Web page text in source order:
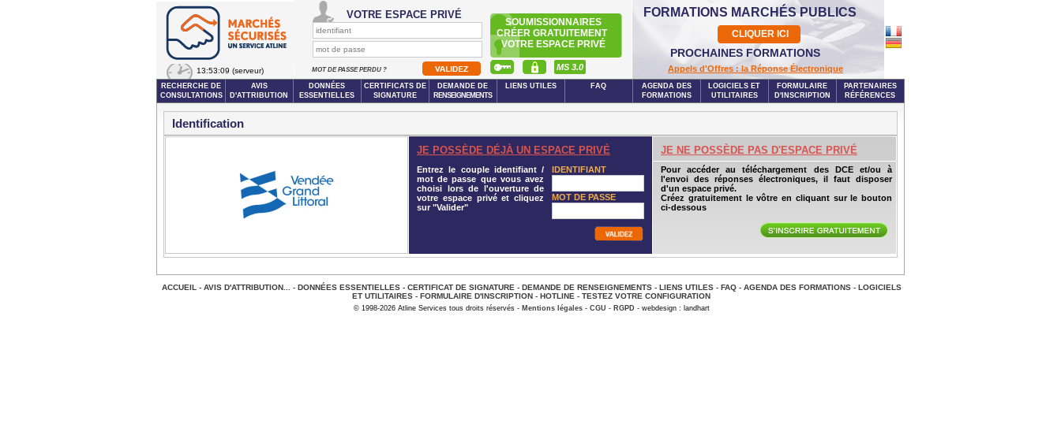
13:53:09 (serveur)
VOTRE ESPACE PRIVÉ
MOT DE PASSE PERDU ? MS 3.0
SOUMISSIONNAIRES
CRÉER GRATUITEMENT
VOTRE ESPACE PRIVÉ
FORMATIONS MARCHÉS PUBLICS
CLIQUER ICI
PROCHAINES FORMATIONS
Appels d'Offres : la Réponse Électronique
RECHERCHE DE
CONSULTATIONS
AVIS
D'ATTRIBUTION
DONNÉES
ESSENTIELLES
CERTIFICATS DE
SIGNATURE
DEMANDE DE
RENSEIGNEMENTS
LIENS UTILES FAQ
AGENDA DES
FORMATIONS
LOGICIELS ET
UTILITAIRES
FORMULAIRE
D'INSCRIPTION
PARTENAIRES
RÉFÉRENCES
Identification
JE POSSÈDE DÉJÀ UN ESPACE PRIVÉ
Entrez le couple identifiant /
mot de passe que vous avez
choisi lors de l'ouverture de
votre espace privé et cliquez
sur "Valider"
IDENTIFIANT
MOT DE PASSE
JE NE POSSÈDE PAS D'ESPACE PRIVÉ
Pour accéder au téléchargement des DCE et/ou à
l'envoi des réponses électroniques, il faut disposer
d'un espace privé.
Créez gratuitement le vôtre en cliquant sur le bouton
ci-dessous
ACCUEIL - AVIS D'ATTRIBUTION... - DONNÉES ESSENTIELLES- CERTIFICAT DE SIGNATURE - DEMANDE DE RENSEIGNEMENTS- LIENS UTILES- FAQ- AGENDA DES FORMATIONS- LOGICIELS
ET UTILITAIRES - FORMULAIRE D'INSCRIPTION - HOTLINE - TESTEZ VOTRE CONFIGURATION
© 1998-2026 Atline Services tous droits réservés - Mentions légales- CGU - RGPD - webdesign : landhart